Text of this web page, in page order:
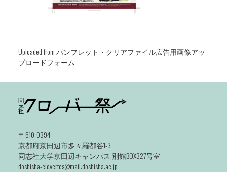
Uploaded from パンフレット・クリアファイル広告用画像アッ
プロードフォーム
〒610-0394
京都府京田辺市多々羅都谷1-3
同志社大学京田辺キャンパス 別館BOX327号室
doshisha-cloverfes@mail.doshisha.ac.jp